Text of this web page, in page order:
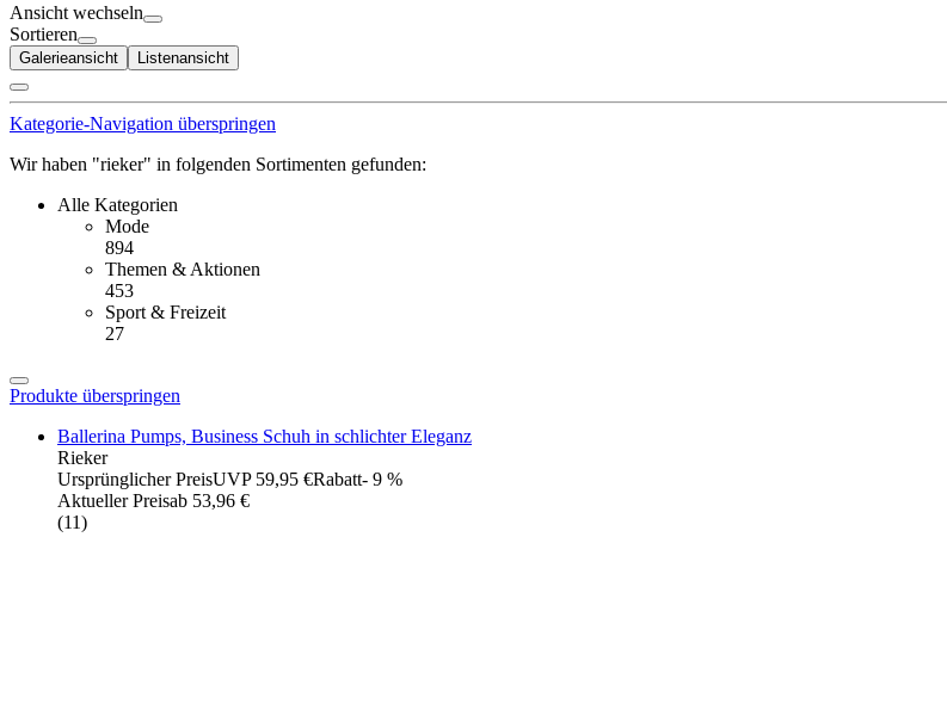
Ansicht wechseln
Sortieren
Galerieansicht Listenansicht
Kategorie-Navigation überspringen
Wir haben "rieker" in folgenden Sortimenten gefunden:
Alle Kategorien
Mode
894
Themen & Aktionen
453
Sport & Freizeit
27
Produkte überspringen
Ballerina Pumps, Business Schuh in schlichter Eleganz
Rieker
Ursprünglicher PreisUVP 59,95 €Rabatt- 9 %
Aktueller Preisab 53,96 €
(11)